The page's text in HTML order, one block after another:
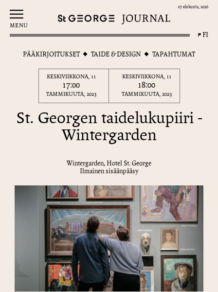
MENU
FI
07 elokuuta, 2026
PÄÄKIRJOITUKSET TAIDE & DESIGN TAPAHTUMAT
KESKIVIIKKONA, 11
17:00
TAMMIKUUTA, 2023
KESKIVIIKKONA, 11
18:00
TAMMIKUUTA, 2023
St. Georgen taidelukupiiri -
Wintergarden
Wintergarden, Hotel St. George
Ilmainen sisäänpääsy